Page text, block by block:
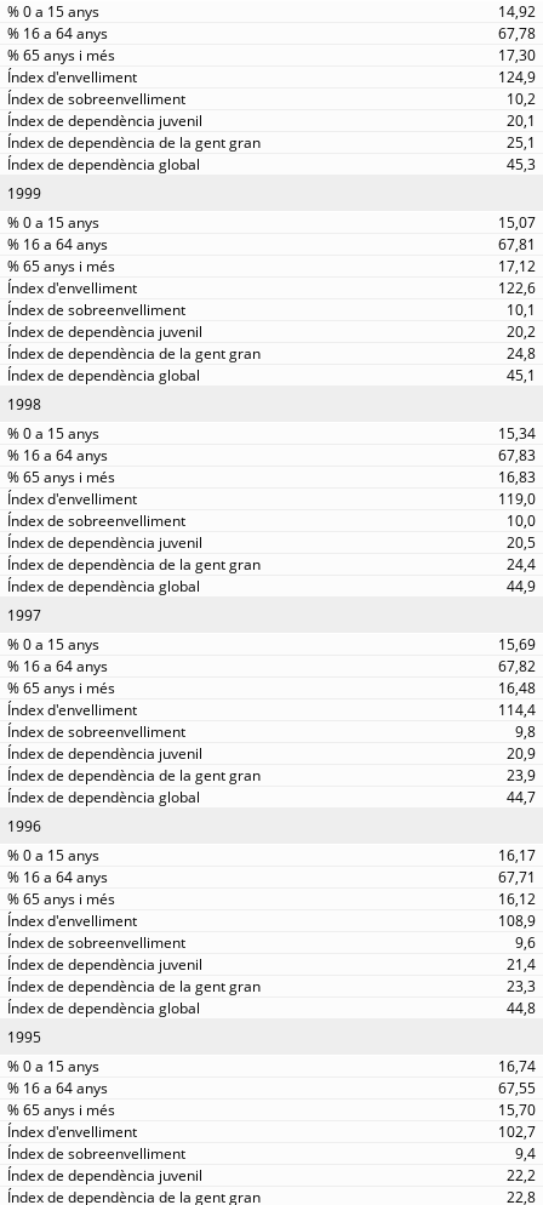
14,92
67,78
17,30
124,9
10,2
20,1
25,1
45,3
1999
15,07
67,81
17,12
122,6
10,1
20,2
24,8
45,1
1998
15,34
67,83
16,83
119,0
10,0
20,5
24,4
44,9
1997
15,69
67,82
16,48
114,4
9,8
20,9
23,9
44,7
1996
16,17
67,71
16,12
108,9
9,6
21,4
23,3
44,8
1995
16,74
67,55
15,70
102,7
9,4
22,2
22,8